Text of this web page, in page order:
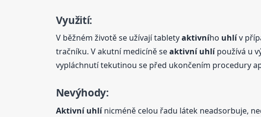
Využití:
V běžném životě se užívají tabletyaktivního uhlív
tračníku. V akutní medicíně seaktivní uhlípoužívá u
vypláchnutí tekutinou se před ukončením procedury
Nevýhody:
Aktivní uhlínicméně celou řadu látek neadsorbuje,